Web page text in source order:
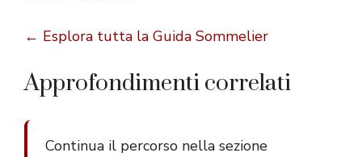
← Esplora tutta la Guida Sommelier
Approfondimenti correlati
Continua il percorso nella sezione